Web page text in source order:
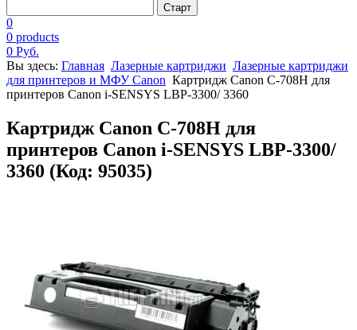
0
0 products
0 Руб.
Вы здесь: Главная Лазерные картриджи Лазерные картриджи
для принтеров и МФУ Canon Картридж Canon C-708H для
принтеров Canon i-SENSYS LBP-3300/ 3360
Картридж Canon C-708H для
принтеров Canon i-SENSYS LBP-3300/
3360 (Код: 95035)